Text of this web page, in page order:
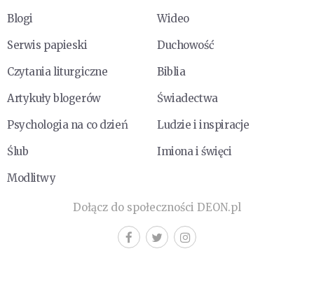
Blogi
Wideo
Serwis papieski
Duchowość
Czytania liturgiczne
Biblia
Artykuły blogerów
Świadectwa
Psychologia na co dzień
Ludzie i inspiracje
Ślub
Imiona i święci
Modlitwy
Dołącz do społeczności DEON.pl